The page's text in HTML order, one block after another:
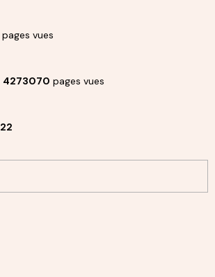
pages vues
4273070 pages vues
22